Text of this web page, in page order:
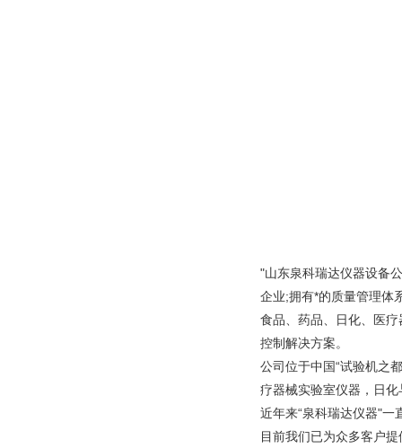
"山东泉科瑞达仪器设备
企业;拥有*的质量管理体
食品、药品、日化、医
控制解决方案。
公司位于中国“试验机之
疗器械实验室仪器，日
近年来“泉科瑞达仪器"
目前我们已为众多客户